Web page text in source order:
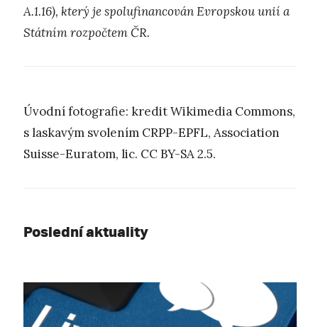
A.1.16), který je spolufinancován Evropskou unií a
Státním rozpočtem ČR.
Úvodní fotografie: kredit Wikimedia Commons,
s laskavým svolením CRPP-EPFL, Association
Suisse-Euratom, lic. CC BY-SA 2.5.
Poslední aktuality